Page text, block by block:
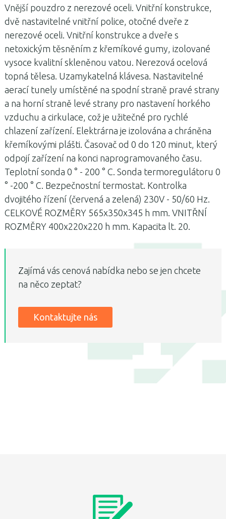
Vnější pouzdro z nerezové oceli. Vnitřní konstrukce,
dvě nastavitelné vnitřní police, otočné dveře z
nerezové oceli. Vnitřní konstrukce a dveře s
netoxickým těsněním z křemíkové gumy, izolované
vysoce kvalitní skleněnou vatou. Nerezová ocelová
topná tělesa. Uzamykatelná klávesa. Nastavitelné
aerací tunely umístěné na spodní straně pravé strany
a na horní straně levé strany pro nastavení horkého
vzduchu a cirkulace, což je užitečné pro rychlé
chlazení zařízení. Elektrárna je izolována a chráněna
křemíkovými plášti. Časovač od 0 do 120 minut, který
odpojí zařízení na konci naprogramovaného času.
Teplotní sonda 0 ° - 200 ° C. Sonda termoregulátoru 0
° -200 ° C. Bezpečnostní termostat. Kontrolka
dvojitého řízení (červená a zelená) 230V - 50/60 Hz.
CELKOVÉ ROZMĚRY 565x350x345 h mm. VNITŘNÍ
ROZMĚRY 400x220x220 h mm. Kapacita lt. 20.
Zajímá vás cenová nabídka nebo se jen chcete
na něco zeptat?
Kontaktujte nás